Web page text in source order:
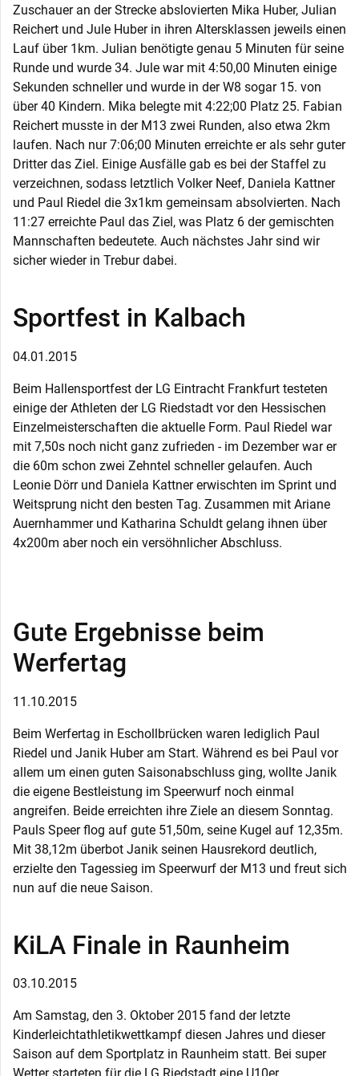
Zuschauer an der Strecke abslovierten Mika Huber, Julian
Reichert und Jule Huber in ihren Altersklassen jeweils einen
Lauf über 1km. Julian benötigte genau 5 Minuten für seine
Runde und wurde 34. Jule war mit 4:50,00 Minuten einige
Sekunden schneller und wurde in der W8 sogar 15. von
über 40 Kindern. Mika belegte mit 4:22;00 Platz 25. Fabian
Reichert musste in der M13 zwei Runden, also etwa 2km
laufen. Nach nur 7:06;00 Minuten erreichte er als sehr guter
Dritter das Ziel. Einige Ausfälle gab es bei der Staffel zu
verzeichnen, sodass letztlich Volker Neef, Daniela Kattner
und Paul Riedel die 3x1km gemeinsam absolvierten. Nach
11:27 erreichte Paul das Ziel, was Platz 6 der gemischten
Mannschaften bedeutete. Auch nächstes Jahr sind wir
sicher wieder in Trebur dabei.
Sportfest in Kalbach
04.01.2015
Beim Hallensportfest der LG Eintracht Frankfurt testeten
einige der Athleten der LG Riedstadt vor den Hessischen
Einzelmeisterschaften die aktuelle Form. Paul Riedel war
mit 7,50s noch nicht ganz zufrieden - im Dezember war er
die 60m schon zwei Zehntel schneller gelaufen. Auch
Leonie Dörr und Daniela Kattner erwischten im Sprint und
Weitsprung nicht den besten Tag. Zusammen mit Ariane
Auernhammer und Katharina Schuldt gelang ihnen über
4x200m aber noch ein versöhnlicher Abschluss.
Gute Ergebnisse beim
Werfertag
11.10.2015
Beim Werfertag in Eschollbrücken waren lediglich Paul
Riedel und Janik Huber am Start. Während es bei Paul vor
allem um einen guten Saisonabschluss ging, wollte Janik
die eigene Bestleistung im Speerwurf noch einmal
angreifen. Beide erreichten ihre Ziele an diesem Sonntag.
Pauls Speer flog auf gute 51,50m, seine Kugel auf 12,35m.
Mit 38,12m überbot Janik seinen Hausrekord deutlich,
erzielte den Tagessieg im Speerwurf der M13 und freut sich
nun auf die neue Saison.
KiLA Finale in Raunheim
03.10.2015
Am Samstag, den 3. Oktober 2015 fand der letzte
Kinderleichtathletikwettkampf diesen Jahres und dieser
Saison auf dem Sportplatz in Raunheim statt. Bei super